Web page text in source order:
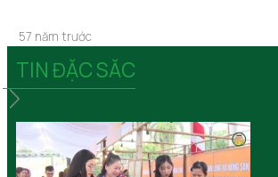
57 năm trước
TIN ĐẶC SĂC